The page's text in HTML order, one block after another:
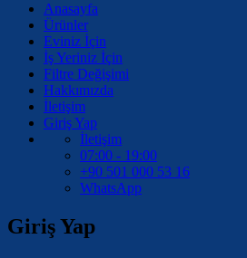
Anasayfa
Ürünler
Eviniz İçin
İş Yeriniz İçin
Filtre Değişimi
Hakkımızda
İletişim
Giriş Yap
İletişim
07:00 - 19:00
+90 501 000 53 16
WhatsApp
Giriş Yap